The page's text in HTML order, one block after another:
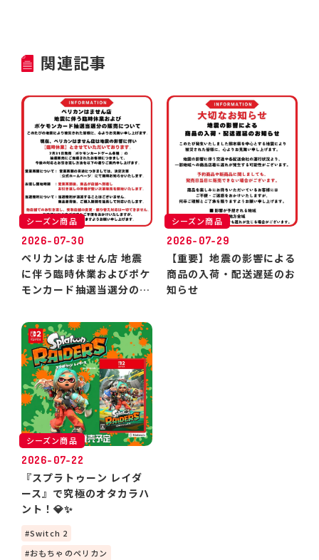
関連記事
シーズン商品
2026-07-30
ペリカンはません店 地震
に伴う臨時休業およびポケ
モンカード抽選当選分のお
シーズン商品
2026-07-29
【重要】地震の影響による
商品の入荷・配送遅延のお
知らせ
シーズン商品
2026-07-22
『スプラトゥーン レイダ
ース』で究極のオタカラハ
ント！💎✨
Switch 2
おもちゃのペリカン